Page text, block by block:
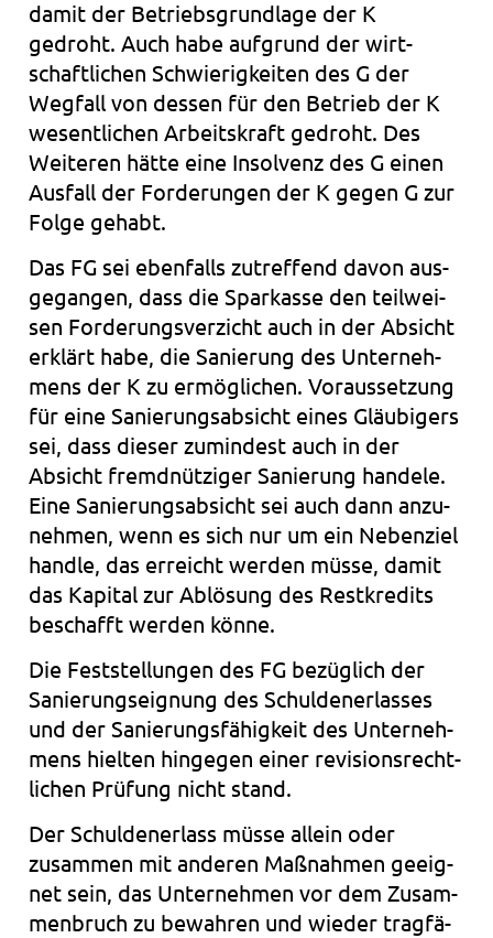
damit der Betriebs­grund­la­ge der K
gedroht. Auch habe auf­grund der wirt­
schaft­li­chen Schwie­rig­kei­ten des G der
Weg­fall von des­sen für den Betrieb der K
wesent­li­chen Arbeits­kraft gedroht. Des
Wei­te­ren hätte eine Insolvenz des G einen
Aus­fall der For­de­run­gen der K gegen G zur
Folge gehabt.
Das FG sei eben­falls zutref­fend davon aus­
ge­gan­gen, dass die Spar­kas­se den teil­wei­
sen For­de­rungs­ver­zicht auch in der Absicht
erklärt habe, die Sanie­rung des Unter­neh­
mens der K zu ermög­li­chen. Vor­aus­set­zung
für eine Sanie­rungs­ab­sicht eines Gläu­bi­gers
sei, dass die­ser zumin­dest auch in der
Absicht fremd­nüt­zi­ger Sanie­rung han­de­le.
Eine Sanie­rungs­ab­sicht sei auch dann anzu­
neh­men, wenn es sich nur um ein Neben­ziel
hand­le, das erreicht wer­den müsse, damit
das Kapi­tal zur Ablö­sung des Rest­kre­dits
beschafft wer­den könne.
Die Fest­stel­lun­gen des FG bezüg­lich der
Sanie­rungs­eig­nung des Schul­den­er­las­ses
und der Sanie­rungs­fä­hig­keit des Unter­neh­
mens hiel­ten hin­ge­gen einer revi­si­ons­recht­
li­chen Prü­fung nicht stand.
Der Schul­den­er­lass müsse allein oder
zusam­men mit ande­ren Maß­nah­men geeig­
net sein, das Unter­neh­men vor dem Zusam­
men­bruch zu bewah­ren und wie­der trag­fä­